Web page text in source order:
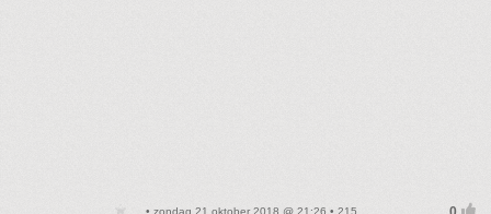
• zondag 21 oktober 2018 @ 21:26 • 215